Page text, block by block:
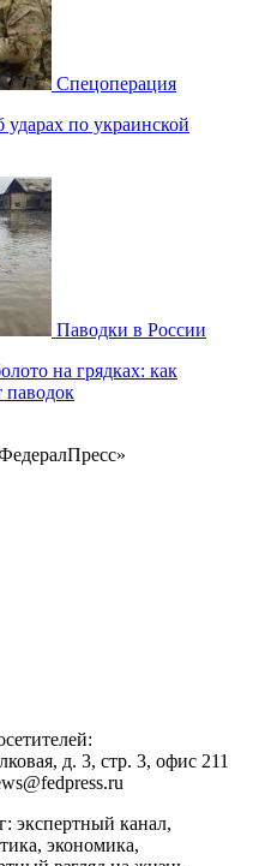
Спецоперация
по украинской
Паводки в России
на грядках: как
паводок
д. 3, стр. 3, офис 211
экспертный канал,
экономика,